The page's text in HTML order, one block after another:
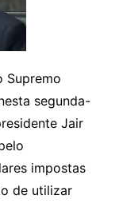
Supremo
segunda-
Jair
impostas
de utilizar